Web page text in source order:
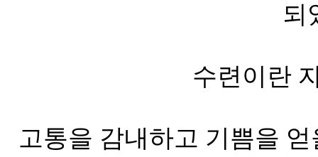
되
수련이란
고통을 감내하고 기쁨을